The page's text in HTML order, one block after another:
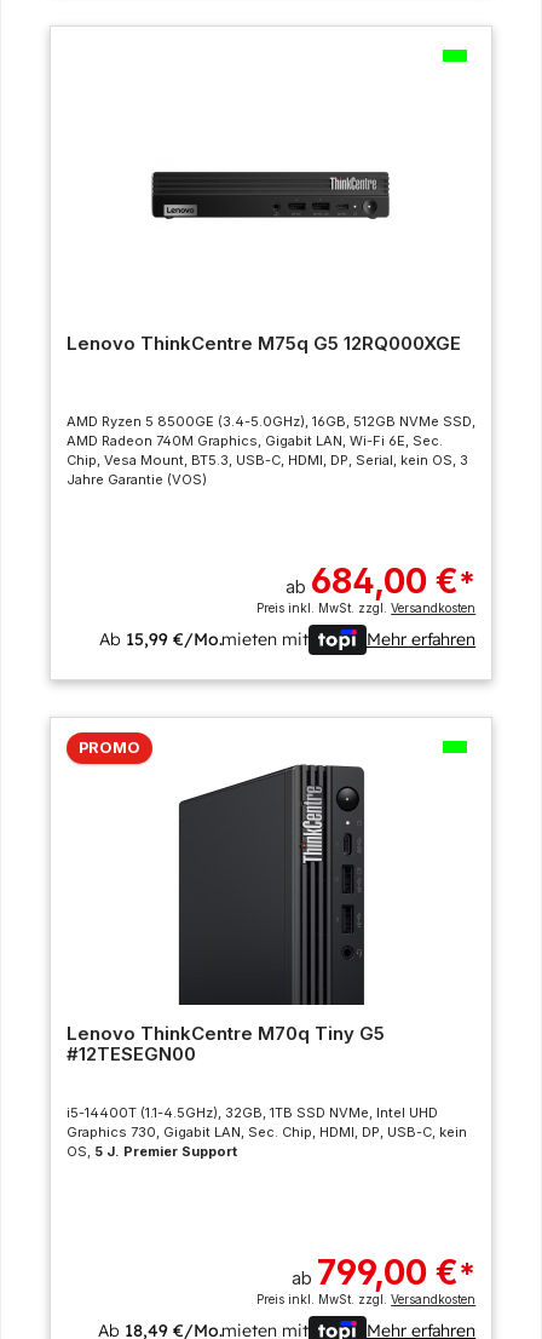
Lenovo ThinkCentre M75q G5 12RQ000XGE
AMD Ryzen 5 8500GE (3.4-5.0GHz), 16GB, 512GB NVMe SSD,
AMD Radeon 740M Graphics, Gigabit LAN, Wi-Fi 6E, Sec.
Chip, Vesa Mount, BT5.3, USB-C, HDMI, DP, Serial, kein OS, 3
Jahre Garantie (VOS)
ab 684,00 €*
Preis inkl. MwSt. zzgl.Versandkosten
Ab 15,99 €/Mo.mieten mit Mehr erfahren
PROMO
Lenovo ThinkCentre M70q Tiny G5
#12TESEGN00
i5-14400T (1.1-4.5GHz), 32GB, 1TB SSD NVMe, Intel UHD
Graphics 730, Gigabit LAN, Sec. Chip, HDMI, DP, USB-C, kein
OS, 5 J. Premier Support
ab 799,00 €*
Preis inkl. MwSt. zzgl.Versandkosten
Ab 18,49 €/Mo.mieten mit Mehr erfahren